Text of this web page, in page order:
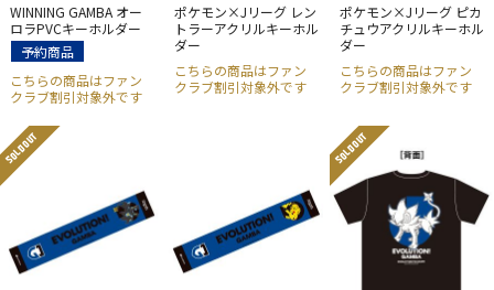
WINNING GAMBA オー
ロラPVCキーホルダー
予約商品
こちらの商品はファン
クラブ割引対象外です
ポケモン×Jリーグ レン
トラーアクリルキーホル
ダー
こちらの商品はファン
クラブ割引対象外です
ポケモン×Jリーグ ピカ
チュウアクリルキーホル
ダー
こちらの商品はファン
クラブ割引対象外です
SOLD OUT SOLD OUT